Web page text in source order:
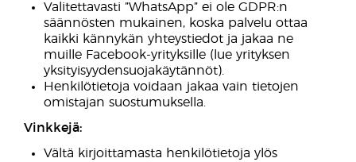
Valitettavasti ”WhatsApp” ei ole GDPR:n
säännösten mukainen, koska palvelu ottaa
kaikki kännykän yhteystiedot ja jakaa ne
muille Facebook-yrityksille (lue yrityksen
yksityisyydensuojakäytännöt).
Henkilötietoja voidaan jakaa vain tietojen
omistajan suostumuksella.
Vinkkejä:
Vältä kirjoittamasta henkilötietoja ylös